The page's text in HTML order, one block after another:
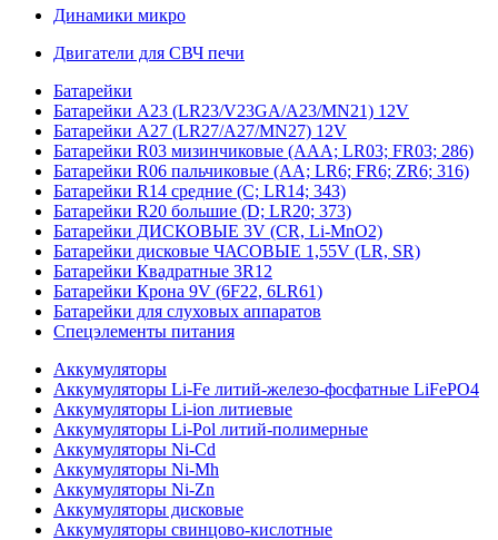
Динамики микро
Двигатели для СВЧ печи
Батарейки
Батарейки A23 (LR23/V23GA/A23/MN21) 12V
Батарейки A27 (LR27/A27/MN27) 12V
Батарейки R03 мизинчиковые (AAA; LR03; FR03; 286)
Батарейки R06 пальчиковые (AA; LR6; FR6; ZR6; 316)
Батарейки R14 средние (C; LR14; 343)
Батарейки R20 большие (D; LR20; 373)
Батарейки ДИСКОВЫЕ 3V (CR, Li-MnO2)
Батарейки дисковые ЧАСОВЫЕ 1,55V (LR, SR)
Батарейки Квадратные 3R12
Батарейки Крона 9V (6F22, 6LR61)
Батарейки для слуховых аппаратов
Спецэлементы питания
Аккумуляторы
Аккумуляторы Li-Fe литий-железо-фосфатные LiFePO4
Аккумуляторы Li-ion литиевые
Аккумуляторы Li-Pol литий-полимерные
Аккумуляторы Ni-Cd
Аккумуляторы Ni-Mh
Аккумуляторы Ni-Zn
Аккумуляторы дисковые
Аккумуляторы свинцово-кислотные